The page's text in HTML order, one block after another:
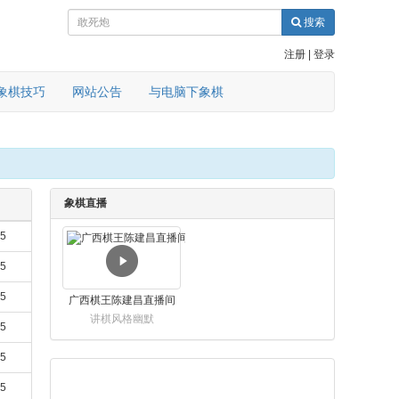
搜索
注册 登录
棋技巧 网站公告 与电脑下象棋
象棋直播
广西棋王陈建昌直播间
讲棋风格幽默